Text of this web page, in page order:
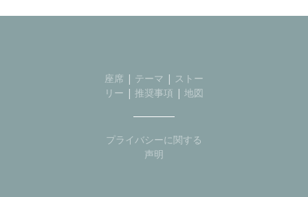
座席 | テーマ | ストー
リー | 推奨事項 | 地図
プライバシーに関する
声明